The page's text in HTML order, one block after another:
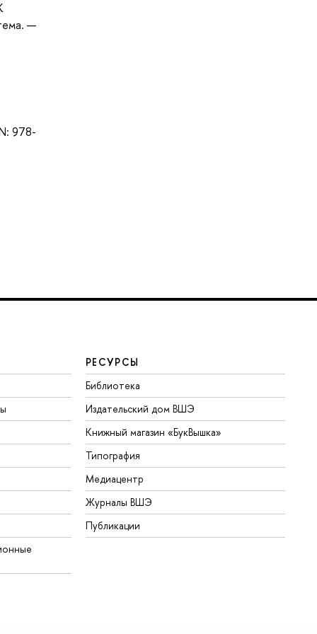
—
978-
РЕСУРСЫ
Библиотека
Издательский дом ВШЭ
Книжный магазин «БукВышка»
Типография
Медиацентр
Журналы ВШЭ
Публикации